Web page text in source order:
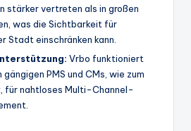
stärker vertreten als in großen
was die Sichtbarkeit für
Stadt einschränken kann.
Vrbo funktioniert
PMS und CMs, wie zum
, für nahtloses Multi-Channel-